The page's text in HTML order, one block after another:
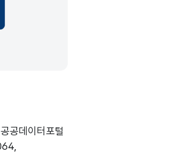
공데이터포털